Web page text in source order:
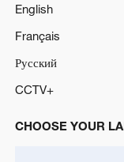
English
Français
Русский
CCTV+
CHOOSE YOUR